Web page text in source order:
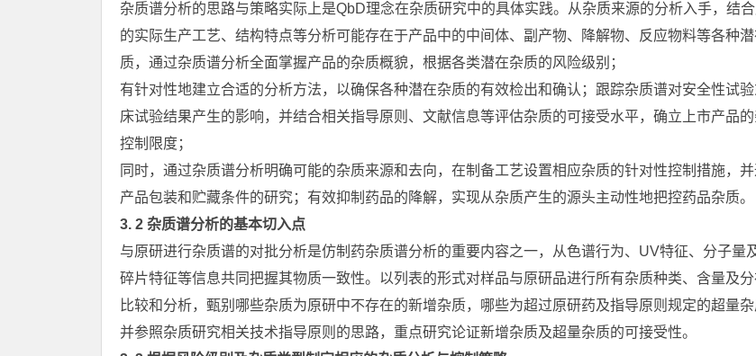
杂质谱分析的思路与策略实际上是QbD理念在杂质研究中的具体实践。从杂质来源的分析入手，结
的实际生产工艺、结构特点等分析可能存在于产品中的中间体、副产物、降解物、反应物料等各种
质，通过杂质谱分析全面掌握产品的杂质概貌，根据各类潜在杂质的风险级别；
有针对性地建立合适的分析方法，以确保各种潜在杂质的有效检出和确认；跟踪杂质谱对安全性试
床试验结果产生的影响，并结合相关指导原则、文献信息等评估杂质的可接受水平，确立上市产品
控制限度；
同时，通过杂质谱分析明确可能的杂质来源和去向，在制备工艺设置相应杂质的针对性控制措施，
产品包装和贮藏条件的研究；有效抑制药品的降解，实现从杂质产生的源头主动性地把控药品杂质
3. 2 杂质谱分析的基本切入点
与原研进行杂质谱的对批分析是仿制药杂质谱分析的重要内容之一，从色谱行为、UV特征、分子量
碎片特征等信息共同把握其物质一致性。以列表的形式对样品与原研品进行所有杂质种类、含量及
比较和分析，甄别哪些杂质为原研中不存在的新增杂质，哪些为超过原研药及指导原则规定的超量杂
并参照杂质研究相关技术指导原则的思路，重点研究论证新增杂质及超量杂质的可接受性。